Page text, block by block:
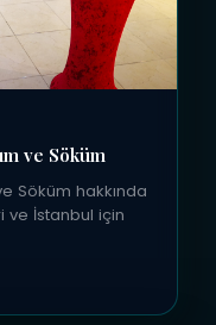
ve Söküm
Söküm hakkında
ve İstanbul için